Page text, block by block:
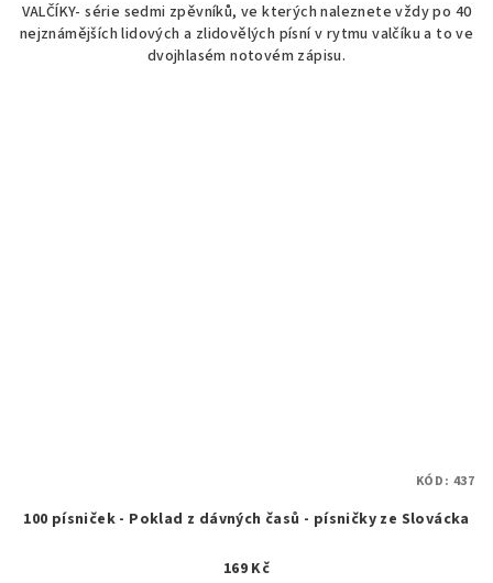
VALČÍKY- série sedmi zpěvníků, ve kterých naleznete vždy po 40
nejznámějších lidových a zlidovělých písní v rytmu valčíku a to ve
dvojhlasém notovém zápisu.
100 písniček - Poklad z dávných časů - písničky ze Slovácka
169 Kč
KÓD: 437